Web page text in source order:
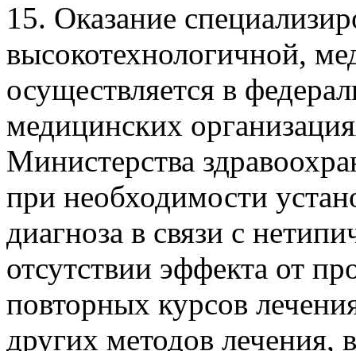
15. Оказание
высокотехнологичной,
осуществляется в
медицинских
Министерства
при необходимости
диагноза в связи с
отсутствии эффекта от
повторных курсов
других методов лечения,